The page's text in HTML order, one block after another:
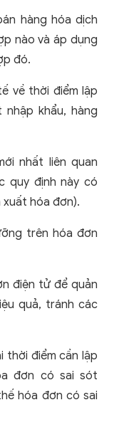
hàng hóa dịch
nào và áp dụng
đó.
về thời điểm lập
khẩu, hàng
nhất liên quan
quy định này có
hóa đơn).
trên hóa đơn
điện tử để quản
quả, tránh các
thời điểm cần lập
đơn có sai sót
hóa đơn có sai